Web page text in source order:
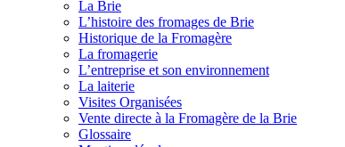
La Brie
L’histoire des fromages de Brie
Historique de la Fromagère
La fromagerie
L’entreprise et son environnement
La laiterie
Visites Organisées
Vente directe à la Fromagère de la Brie
Glossaire